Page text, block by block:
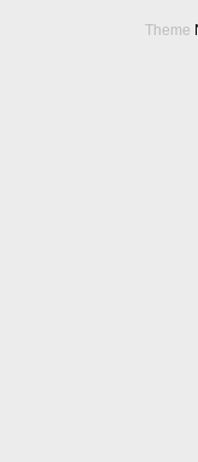
Theme